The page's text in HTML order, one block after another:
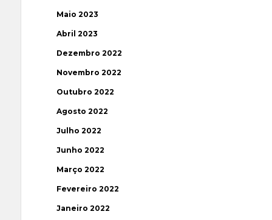
Maio 2023
Abril 2023
Dezembro 2022
Novembro 2022
Outubro 2022
Agosto 2022
Julho 2022
Junho 2022
Março 2022
Fevereiro 2022
Janeiro 2022